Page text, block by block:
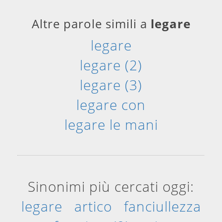
Altre parole simili a legare
legare
legare (2)
legare (3)
legare con
legare le mani
Sinonimi più cercati oggi:
legare
artico
fanciullezza